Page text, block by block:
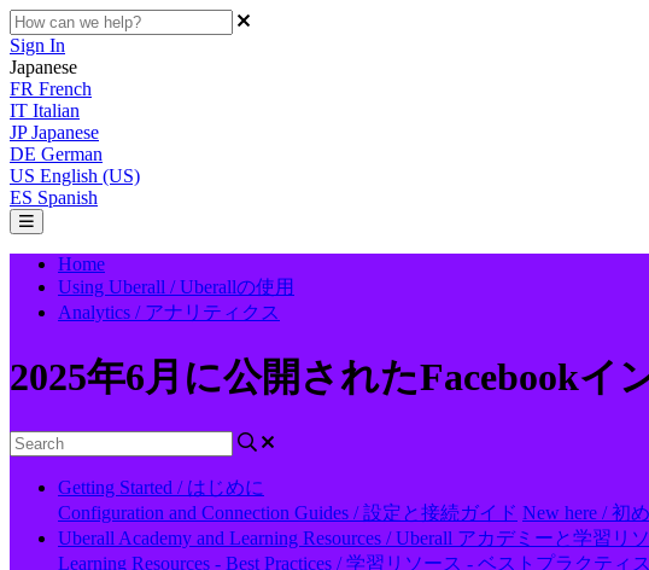
Sign In
Japanese
FR French
IT Italian
JP Japanese
DE German
US English (US)
ES Spanish
Home
Using Uberall / Uberallの使用
Analytics / アナリティクス
2025年6月に公開されたFacebookイ
Getting Started / はじめに
Configuration and Connection Guides / 設定と接続ガイド New here / 初
Uberall Academy and Learning Resources / Uberall アカデミーと学習リ
Learning Resources - Best Practices / 学習リソース - ベストプラクティス